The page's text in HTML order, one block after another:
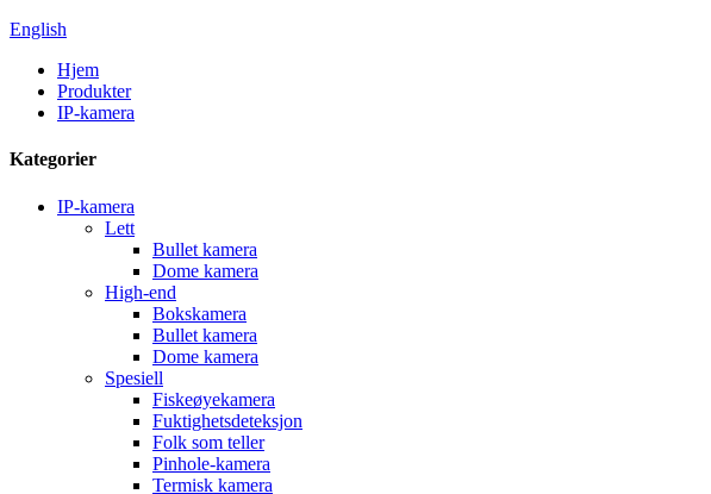
English
Hjem
Produkter
IP-kamera
Kategorier
IP-kamera
Lett
Bullet kamera
Dome kamera
High-end
Bokskamera
Bullet kamera
Dome kamera
Spesiell
Fiskeøyekamera
Fuktighetsdeteksjon
Folk som teller
Pinhole-kamera
Termisk kamera